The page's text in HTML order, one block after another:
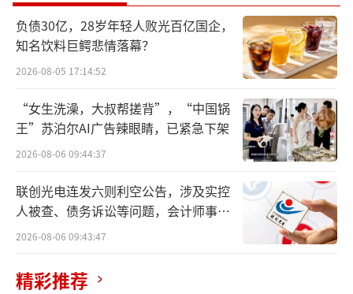
A股也灿烂起来了，沪深指数9月24日当天
放量暴涨超过4%，创下4年来最大单日涨幅，
上证从2800点下方到收复3000点，只用了三天
创历史盘中最大涨幅，上交所的交易系统甚至
一度被买到崩溃。
其实，低迷了三年的A股，一直潜藏着反转
的力量，再给A股一点时间，一切都会不一样。
阵痛
如果没有最近的暴涨，今年沪深两市可能
负债30亿，28岁年轻人败光百亿国企，
知名饮料巨鳄悲情落幕？
2026-08-05 17:14:52
“女生洗澡，大叔帮搓背”，“中国锅
王”苏泊尔AI广告辣眼睛，已紧急下架
2026-08-06 09:44:37
联创光电连发六则利空公告，涉及实控
人被查、债务诉讼等问题，会计师事务
所曾出具“保留意见”
2026-08-06 09:43:47
精彩推荐